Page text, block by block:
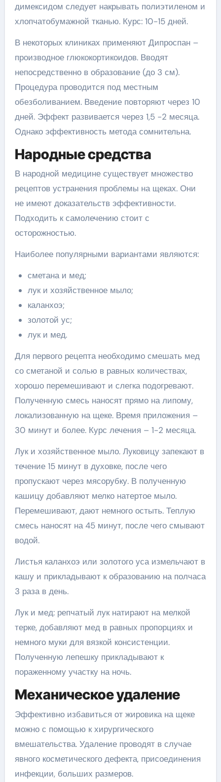
димексидом следует накрывать полиэтиленом и
хлопчатобумажной тканью. Курс: 10-15 дней.
В некоторых клиниках применяют Дипроспан –
производное глюкокортикоидов. Вводят
непосредственно в образование (до 3 см).
Процедура проводится под местным
обезболиванием. Введение повторяют через 10
дней. Эффект развивается через 1,5 -2 месяца.
Однако эффективность метода сомнительна.
Народные средства
В народной медицине существует множество
рецептов устранения проблемы на щеках. Они
не имеют доказательств эффективности.
Подходить к самолечению стоит с
осторожностью.
Наиболее популярными вариантами являются:
сметана и мед;
лук и хозяйственное мыло;
каланхоэ;
золотой ус;
лук и мед.
Для первого рецепта необходимо смешать мед
со сметаной и солью в равных количествах,
хорошо перемешивают и слегка подогревают.
Полученную смесь наносят прямо на липому,
локализованную на щеке. Время приложения –
30 минут и более. Курс лечения – 1-2 месяца.
Лук и хозяйственное мыло. Луковицу запекают в
течение 15 минут в духовке, после чего
пропускают через мясорубку. В полученную
кашицу добавляют мелко натертое мыло.
Перемешивают, дают немного остыть. Теплую
смесь наносят на 45 минут, после чего смывают
водой.
Листья каланхоэ или золотого уса измельчают в
кашу и прикладывают к образованию на полчаса
3 раза в день.
Лук и мед: репчатый лук натирают на мелкой
терке, добавляют мед в равных пропорциях и
немного муки для вязкой консистенции.
Полученную лепешку прикладывают к
пораженному участку на ночь.
Механическое удаление
Эффективно избавиться от жировика на щеке
можно с помощью к хирургического
вмешательства. Удаление проводят в случае
явного косметического дефекта, присоединения
инфекции, больших размеров.